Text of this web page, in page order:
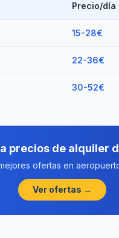
Precio/día
15-28€
22-36€
30-52€
precios de alquiler
ofertas en
Ver ofertas →